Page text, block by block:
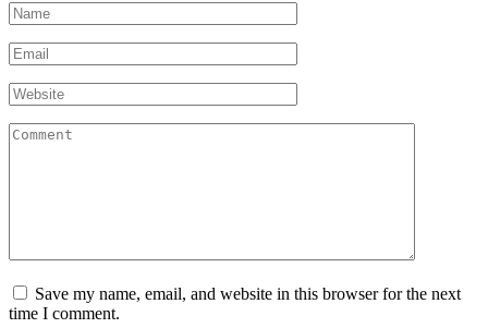
Name
*
Email
*
Website
Comment
Save my name, email, and website in this browser for the next
time I comment.